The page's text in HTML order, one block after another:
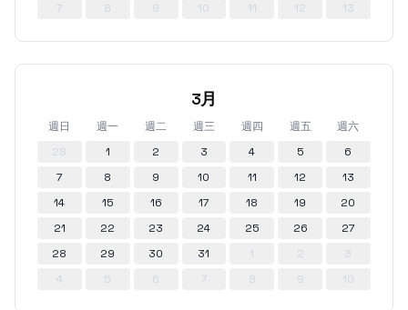
7
8 9 10 11 12 13
3月
週日 週一 週二 週三 週四 週五
週六
28
1 2 3 4 5
6
7
8 9 10 11 12
13
14
15 16 17 18 19
20
21
22 23 24 25 26
27
28
29 30 31 1 2
3
4
5 6 7 8 9 10